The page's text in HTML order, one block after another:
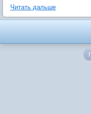
Читать дальше